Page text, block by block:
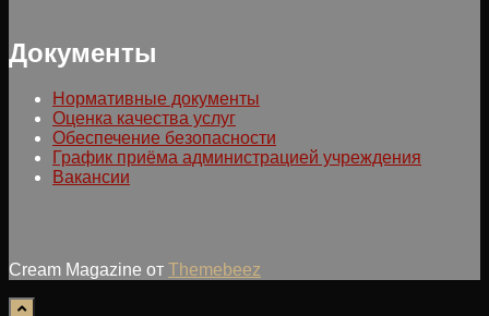
Документы
Нормативные документы
Оценка качества услуг
Обеспечение безопасности
График приёма администрацией учреждения
Вакансии
Cream Magazine от Themebeez